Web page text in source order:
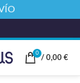
0
/ 0,00 €